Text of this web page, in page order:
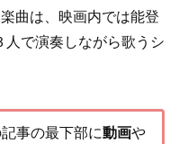
曲は、映画内では能登
人で演奏しながら歌うシ
事の最下部に動画や